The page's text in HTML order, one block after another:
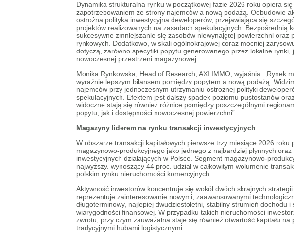
Dynamika strukturalna rynku w początkowej fazie 2026 roku opiera
zapotrzebowaniem ze strony najemców a nową podażą. Odbudowie
ostrożna polityka inwestycyjna deweloperów, przejawiająca się
projektów realizowanych na zasadach spekulacyjnych. Bezpośrednią
sukcesywne zmniejszanie się zasobów niewynajętej powierzchni oraz
rynkowych. Dodatkowo, w skali ogólnokrajowej coraz mocniej
dotyczą, zarówno specyfiki popytu generowanego przez lokalne
nowoczesnej przestrzeni magazynowej.
Monika Rynkowska, Head of Research, AXI IMMO, wyjaśnia: „Rynek
wyraźnie lepszym bilansem pomiędzy popytem a nową podażą.
najemców przy jednoczesnym utrzymaniu ostrożnej polityki
spekulacyjnych. Efektem jest dalszy spadek poziomu pustostanów
widoczne stają się również różnice pomiędzy poszczególnymi
popytu, jak i dostępności nowoczesnej powierzchni”.
Magazyny liderem na rynku transakcji inwestycyjnych
W obszarze transakcji kapitałowych pierwsze trzy miesiące 2026 roku
magazynowo-produkcyjnego jako jednego z najbardziej płynnych
inwestycyjnych działających w Polsce. Segment magazynowo-
najwyższy, wynoszący 44 proc. udział w całkowitym wolumenie
polskim rynku nieruchomości komercyjnych.
Aktywność inwestorów koncentruje się wokół dwóch skrajnych
reprezentuje zainteresowanie nowymi, zaawansowanymi
długoterminowy, najlepiej dwudziestoletni, stabilny strumień dochodu
wiarygodności finansowej. W przypadku takich nieruchomości
zwrotu, przy czym zauważalna staje się również otwartość kapitału na
tradycyjnymi hubami logistycznymi.